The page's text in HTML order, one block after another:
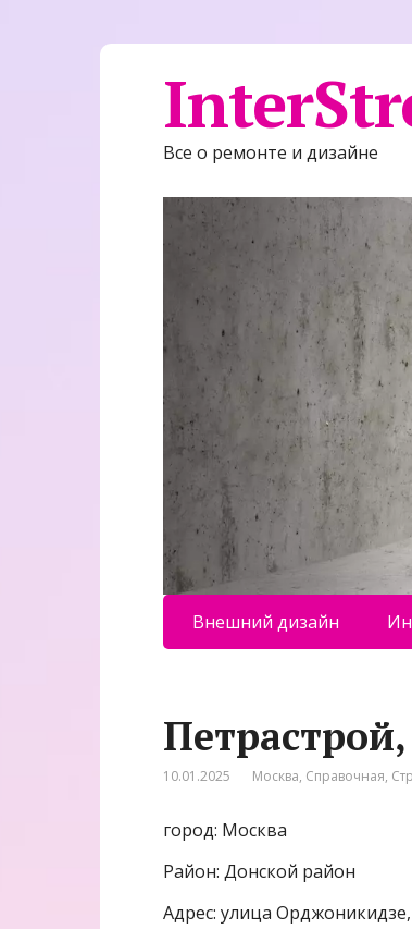
Все о ремонте и дизайне
Внешний дизайн
10.01.2025 Москва, Справочная,
город: Москва
Район: Донской район
Адрес: улица Орджоникидзе,